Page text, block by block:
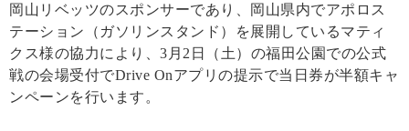
岡山リベッツのスポンサーであり、岡山県内でアポロス
テーション（ガソリンスタンド）を展開しているマティ
クス様の協力により、3月2日（土）の福田公園での公式
戦の会場受付でDrive Onアプリの提示で当日券が半額キャ
ンペーンを行います。